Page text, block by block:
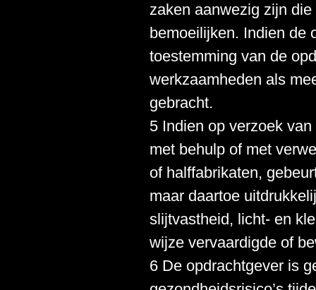
zaken aanwezig zijn
bemoeilijken. Indien de
toestemming van de
werkzaamheden als
gebracht.
5 Indien op verzoek
met behulp of met
of halffabrikaten,
maar daartoe
slijtvastheid, licht- en
wijze vervaardigde of
6 De opdrachtgever is